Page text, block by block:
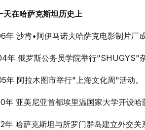
天在哈萨克斯坦历史上
年 沙肯•阿伊马诺夫哈萨克电影制片厂
年 俄罗斯公务员学院举行"SHUGYS"杂
年 阿拉木图市举行"上海文化周"活动。
年 亚美尼亚首都埃里温国家大学开设哈
年 哈萨克斯坦与所罗门群岛建立外交关